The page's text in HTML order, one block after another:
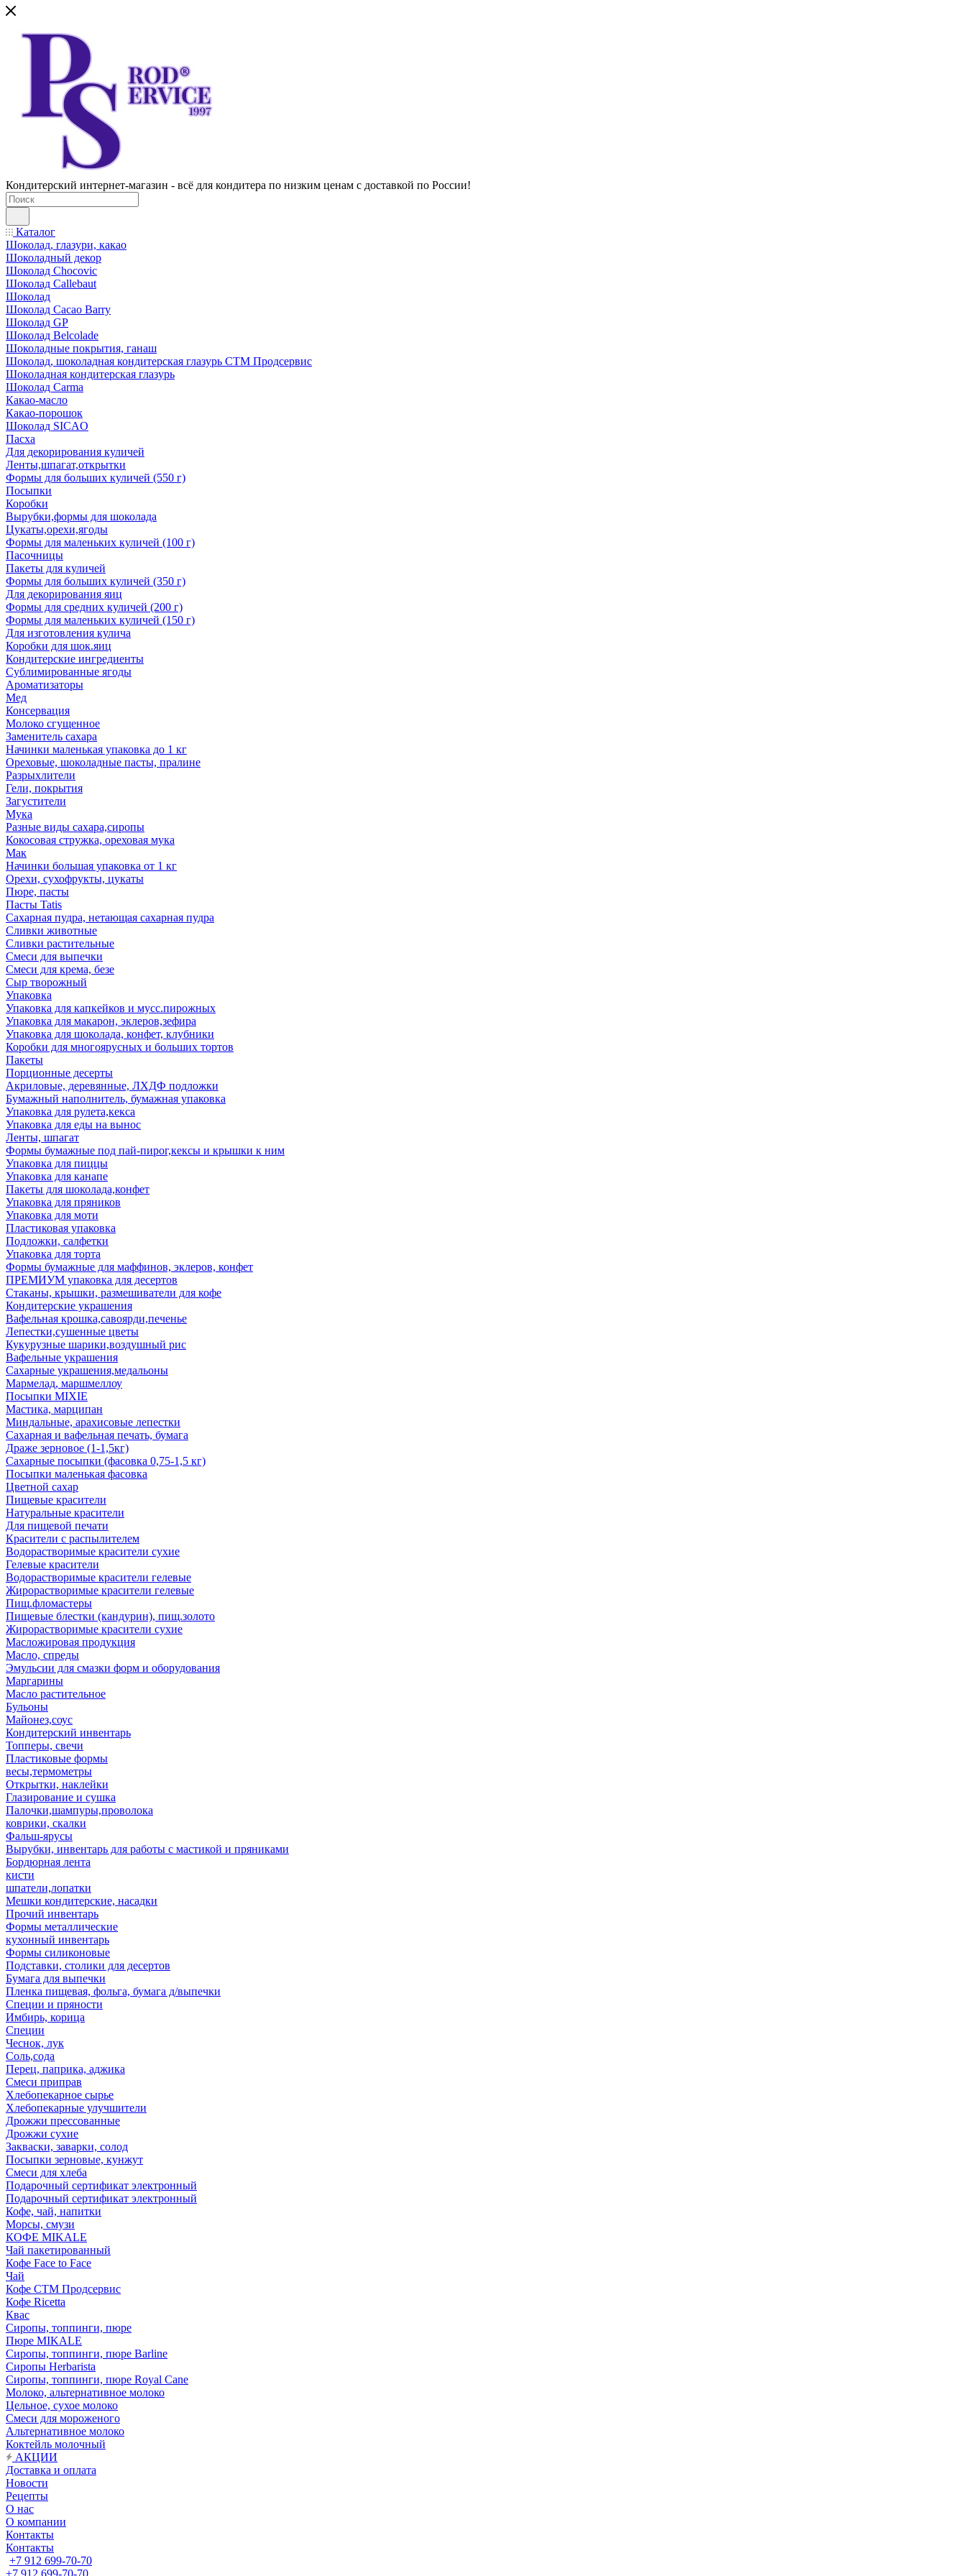
Кондитерский интернет-магазин - всё для кондитера по низким ценам с доставкой по России!
Каталог
Шоколад, глазури, какао
Шоколадный декор
Шоколад Chocovic
Шоколад Callebaut
Шоколад
Шоколад Cacao Barry
Шоколад GP
Шоколад Belcolade
Шоколадные покрытия, ганаш
Шоколад, шоколадная кондитерская глазурь СТМ Продсервис
Шоколадная кондитерская глазурь
Шоколад Carma
Какао-масло
Какао-порошок
Шоколад SICAO
Пасха
Для декорирования куличей
Ленты,шпагат,открытки
Формы для больших куличей (550 г)
Посыпки
Коробки
Вырубки,формы для шоколада
Цукаты,орехи,ягоды
Формы для маленьких куличей (100 г)
Пасочницы
Пакеты для куличей
Формы для больших куличей (350 г)
Для декорирования яиц
Формы для средних куличей (200 г)
Формы для маленьких куличей (150 г)
Для изготовления кулича
Коробки для шок.яиц
Кондитерские ингредиенты
Сублимированные ягоды
Ароматизаторы
Мед
Консервация
Молоко сгущенное
Заменитель сахара
Начинки маленькая упаковка до 1 кг
Ореховые, шоколадные пасты, пралине
Разрыхлители
Гели, покрытия
Загустители
Мука
Разные виды сахара,сиропы
Кокосовая стружка, ореховая мука
Мак
Начинки большая упаковка от 1 кг
Орехи, сухофрукты, цукаты
Пюре, пасты
Пасты Tatis
Сахарная пудра, нетающая сахарная пудра
Сливки животные
Сливки растительные
Смеси для выпечки
Смеси для крема, безе
Сыр творожный
Упаковка
Упаковка для капкейков и мусс.пирожных
Упаковка для макарон, эклеров,зефира
Упаковка для шоколада, конфет, клубники
Коробки для многоярусных и больших тортов
Пакеты
Порционные десерты
Акриловые, деревянные, ЛХДФ подложки
Бумажный наполнитель, бумажная упаковка
Упаковка для рулета,кекса
Упаковка для еды на вынос
Ленты, шпагат
Формы бумажные под пай-пирог,кексы и крышки к ним
Упаковка для пиццы
Упаковка для канапе
Пакеты для шоколада,конфет
Упаковка для пряников
Упаковка для моти
Пластиковая упаковка
Подложки, салфетки
Упаковка для торта
Формы бумажные для маффинов, эклеров, конфет
ПРЕМИУМ упаковка для десертов
Стаканы, крышки, размешиватели для кофе
Кондитерские украшения
Вафельная крошка,савоярди,печенье
Лепестки,сушенные цветы
Кукурузные шарики,воздушный рис
Вафельные украшения
Сахарные украшения,медальоны
Мармелад, маршмеллоу
Посыпки MIXIE
Мастика, марципан
Миндальные, арахисовые лепестки
Сахарная и вафельная печать, бумага
Драже зерновое (1-1,5кг)
Сахарные посыпки (фасовка 0,75-1,5 кг)
Посыпки маленькая фасовка
Цветной сахар
Пищевые красители
Натуральные красители
Для пищевой печати
Красители с распылителем
Водорастворимые красители сухие
Гелевые красители
Водорастворимые красители гелевые
Жирорастворимые красители гелевые
Пищ.фломастеры
Пищевые блестки (кандурин), пищ.золото
Жирорастворимые красители сухие
Масложировая продукция
Масло, спреды
Эмульсии для смазки форм и оборудования
Маргарины
Масло растительное
Бульоны
Майонез,соус
Кондитерский инвентарь
Топперы, свечи
Пластиковые формы
весы,термометры
Открытки, наклейки
Глазирование и сушка
Палочки,шампуры,проволока
коврики, скалки
Фальш-ярусы
Вырубки, инвентарь для работы с мастикой и пряниками
Бордюрная лента
кисти
шпатели,лопатки
Мешки кондитерские, насадки
Прочий инвентарь
Формы металлические
кухонный инвентарь
Формы силиконовые
Подставки, столики для десертов
Бумага для выпечки
Пленка пищевая, фольга, бумага д/выпечки
Специи и пряности
Имбирь, корица
Специи
Чеснок, лук
Соль,сода
Перец, паприка, аджика
Смеси приправ
Хлебопекарное сырье
Хлебопекарные улучшители
Дрожжи прессованные
Дрожжи сухие
Закваски, заварки, солод
Посыпки зерновые, кунжут
Смеси для хлеба
Подарочный сертификат электронный
Подарочный сертификат электронный
Кофе, чай, напитки
Морсы, смузи
КОФЕ MIKALE
Чай пакетированный
Кофе Face to Face
Чай
Кофе СТМ Продсервис
Кофе Ricetta
Квас
Сиропы, топпинги, пюре
Пюре MIKALE
Сиропы, топпинги, пюре Barline
Сиропы Herbarista
Сиропы, топпинги, пюре Royal Cane
Молоко, альтернативное молоко
Цельное, сухое молоко
Смеси для мороженого
Альтернативное молоко
Коктейль молочный
АКЦИИ
Доставка и оплата
Новости
Рецепты
О нас
О компании
Контакты
Контакты
+7 912 699-70-70
+7 912 699-70-70